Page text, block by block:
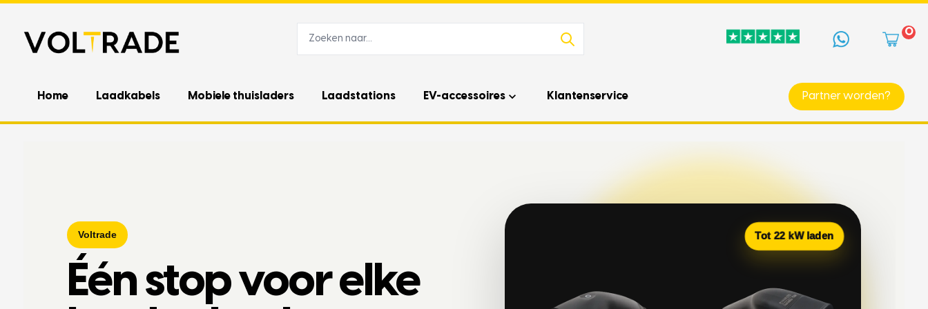
0
Home Laadkabels Mobiele thuisladers Laadstations EV-accessoires Klantenservice Partner worden?
Voltrade
Één stop voor elke
Tot 22 kW laden